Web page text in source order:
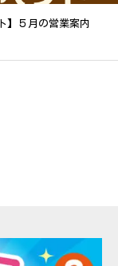
】５月の営業案内